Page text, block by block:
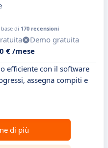
di 170 recensioni
Demo gratuita
€ /mese
efficiente con il software
assegna compiti e
di più